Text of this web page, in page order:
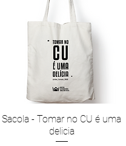
Vista rápida
Sacola - Tomar no CU é uma
delicia